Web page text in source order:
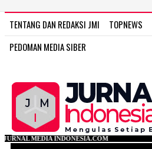
TENTANG DAN REDAKSI JMI TOPNEWS
PEDOMAN MEDIA SIBER